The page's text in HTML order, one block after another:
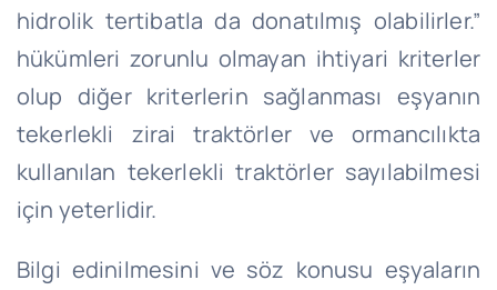
hidrolik tertibatla da donatılmış olabilirler.”
hükümleri zorunlu olmayan ihtiyari kriterler
olup diğer kriterlerin sağlanması eşyanın
tekerlekli zirai traktörler ve ormancılıkta
kullanılan tekerlekli traktörler sayılabilmesi
için yeterlidir.
Bilgi edinilmesini ve söz konusu eşyaların